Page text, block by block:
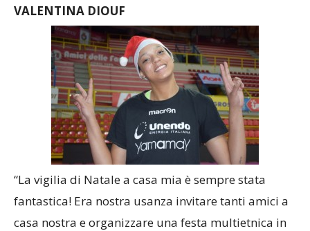
VALENTINA DIOUF
“La vigilia di Natale a casa mia è sempre stata
fantastica! Era nostra usanza invitare tanti amici a
casa nostra e organizzare una festa multietnica in